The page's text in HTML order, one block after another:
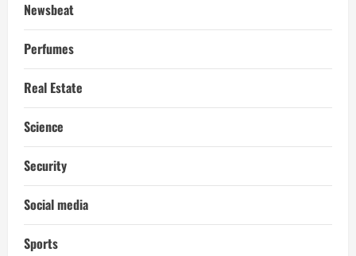
Newsbeat
Perfumes
Real Estate
Science
Security
Social media
Sports